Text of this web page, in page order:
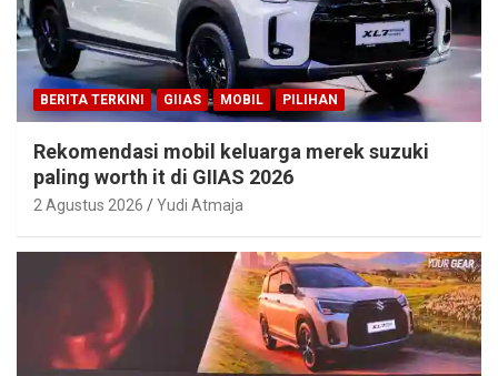
BERITA TERKINI GIIAS MOBIL PILIHAN
Rekomendasi mobil keluarga merek suzuki
paling worth it di GIIAS 2026
2 Agustus 2026 Yudi Atmaja